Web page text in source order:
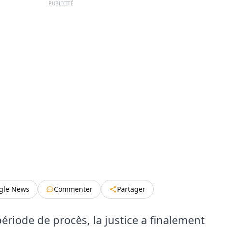
PUBLICITÉ
News Commenter Partager
de procès, la justice a finalement